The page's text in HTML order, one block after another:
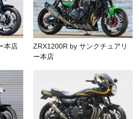
本店
ZRX1200R by サンクチュアリ
ー本店